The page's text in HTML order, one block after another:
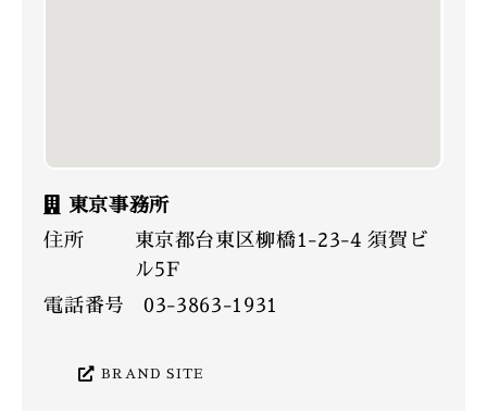
東京事務所
住所
東京都台東区柳橋1-23-4 須賀ビ
ル5F
電話番号
03-3863-1931
BRAND SITE